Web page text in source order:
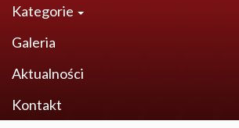
Kategorie
Galeria
Aktualności
Kontakt